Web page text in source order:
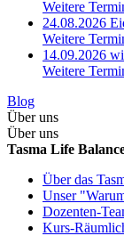
Weitere
24.08.2026
Weitere
14.09.2026
Weitere
Blog
Über uns
Über uns
Tasma Life
Über das
Unser
Dozenten-
Kurs-